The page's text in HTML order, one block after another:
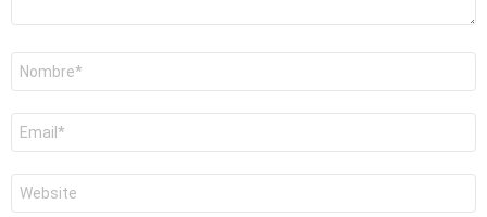
electrónico
*